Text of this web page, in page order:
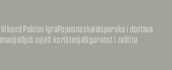
Vikend Poklon IgraPopusna skalaIsporuka i dostava
Opći uvjeti korištenjaSigurnost i zaštita